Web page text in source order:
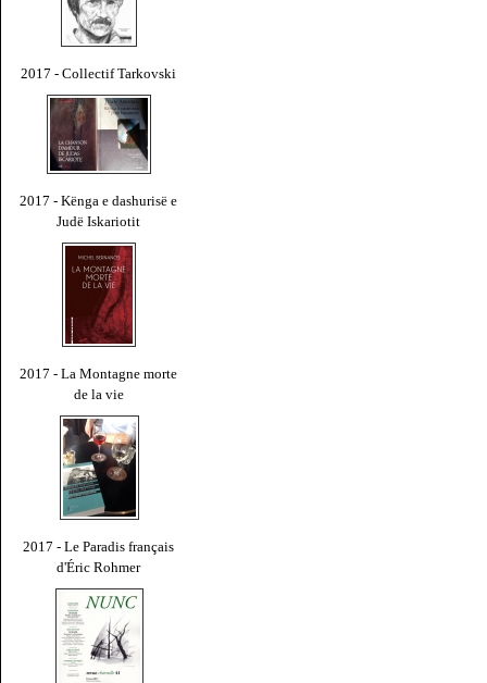
2017 - Collectif Tarkovski
2017 - Kënga e dashurisë e
Judë Iskariotit
2017 - La Montagne morte
de la vie
2017 - Le Paradis français
d'Éric Rohmer